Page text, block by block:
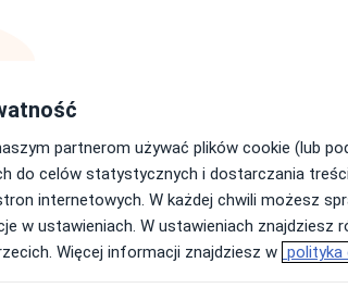
partnerom używać plików cookie (lub
do celów statystycznych i dostarczania
internetowych. W każdej chwili możesz
w ustawieniach. W ustawieniach znajdziesz
Więcej informacji znajdziesz w polityka